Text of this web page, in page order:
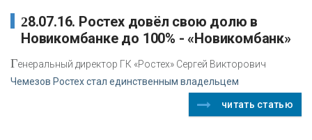
28.07.16. Ростех довёл свою долю в
Новикомбанке до 100% - «Новикомбанк»
Генеральный директор ГК «Ростех» Сергей Викторович
Чемезов Ростех стал единственным владельцем
читать статью